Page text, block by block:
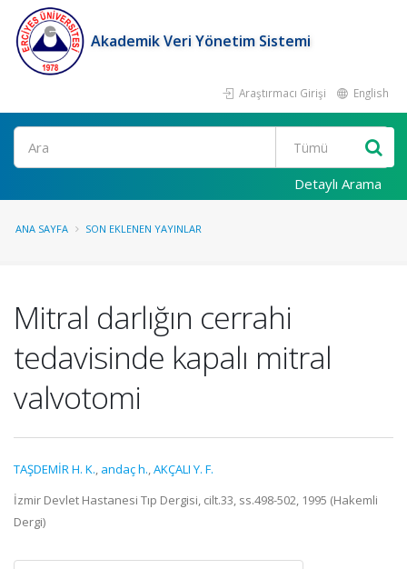
Akademik Veri Yönetim Sistemi
Araştırmacı Girişi English
Ara
Detaylı Arama
ANA SAYFA SON EKLENEN YAYINLAR
Mitral darlığın cerrahi
tedavisinde kapalı mitral
valvotomi
TAŞDEMİR H. K., andaç h.,AKÇALI Y. F.
İzmir Devlet Hastanesi Tıp Dergisi, cilt.33, ss.498-502, 1995 (Hakemli
Dergi)